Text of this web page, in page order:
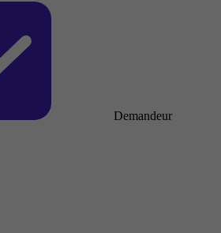
Demandeur